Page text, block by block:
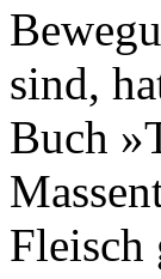
sind,
Buch
Fleisch